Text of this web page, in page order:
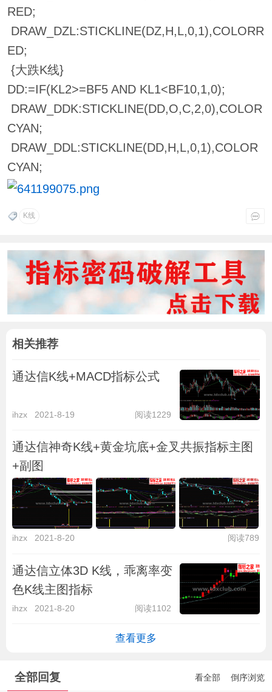
RED;
DRAW_DZL:STICKLINE(DZ,H,L,0,1),COLORR
ED;
{大跌K线}
DD:=IF(KL2>=BF5 AND KL1<BF10,1,0);
DRAW_DDK:STICKLINE(DD,O,C,2,0),COLOR
CYAN;
DRAW_DDL:STICKLINE(DD,H,L,0,1),COLOR
CYAN;
K线
相关推荐
通达信K线+MACD指标公式
ihzx 2021-8-19 阅读1229
通达信神奇K线+黄金坑底+金叉共振指标主图
+副图
ihzx 2021-8-20 阅读789
通达信立体3D K线，乖离率变
色K线主图指标
ihzx 2021-8-20 阅读1102
查看更多
全部回复 看全部 倒序浏览